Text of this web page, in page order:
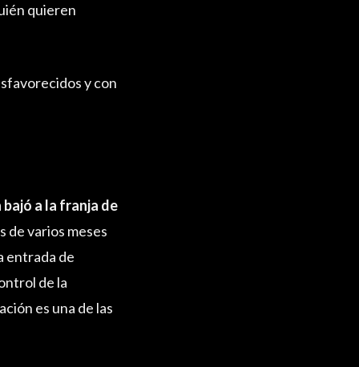
quieren
y con
a la franja de
de varios meses
entrada de
de la
es una de las